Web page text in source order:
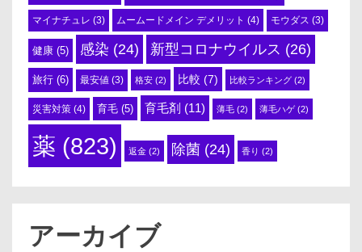
マイナチュレ (3) ムームードメイン デメリット (4) モウダス (3)
健康 (5) 感染 (24) 新型コロナウイルス (26)
旅行 (6) 最安値 (3) 格安 (2) 比較 (7) 比較ランキング (2)
災害対策 (4) 育毛 (5) 育毛剤 (11) 薄毛 (2) 薄毛ハゲ(2)
薬 (823) 返金 (2) 除菌 (24) 香り (2)
アーカイブ